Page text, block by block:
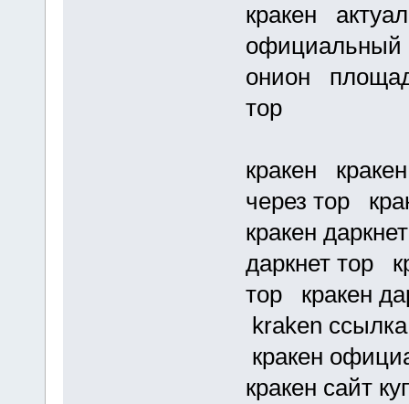
кракен
официальный
онион
тор
кракен
через тор
кракен
даркнет тор
тор кракен
kraken
кракен
кракен сайт